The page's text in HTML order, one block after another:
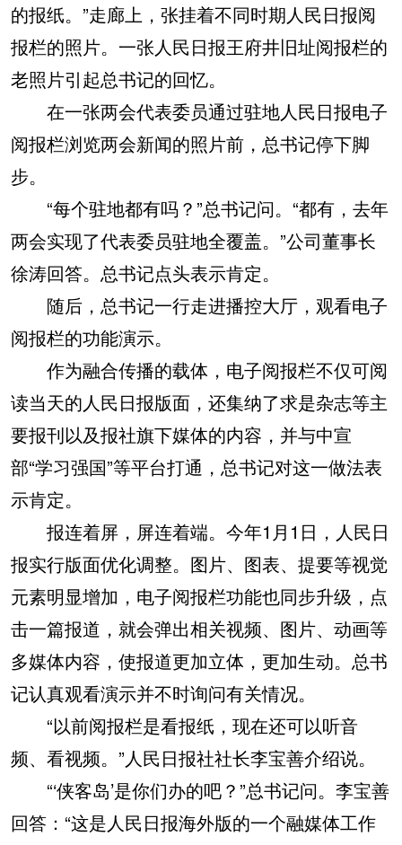
的报纸。”走廊上，张挂着不同时期人民日报阅
报栏的照片。一张人民日报王府井旧址阅报栏的
老照片引起总书记的回忆。
在一张两会代表委员通过驻地人民日报电子
阅报栏浏览两会新闻的照片前，总书记停下脚
步。
“每个驻地都有吗？”总书记问。“都有，去年
两会实现了代表委员驻地全覆盖。”公司董事长
徐涛回答。总书记点头表示肯定。
随后，总书记一行走进播控大厅，观看电子
阅报栏的功能演示。
作为融合传播的载体，电子阅报栏不仅可阅
读当天的人民日报版面，还集纳了求是杂志等主
要报刊以及报社旗下媒体的内容，并与中宣
部“学习强国”等平台打通，总书记对这一做法表
示肯定。
报连着屏，屏连着端。今年1月1日，人民日
报实行版面优化调整。图片、图表、提要等视觉
元素明显增加，电子阅报栏功能也同步升级，点
击一篇报道，就会弹出相关视频、图片、动画等
多媒体内容，使报道更加立体，更加生动。总书
记认真观看演示并不时询问有关情况。
“以前阅报栏是看报纸，现在还可以听音
频、看视频。”人民日报社社长李宝善介绍说。
“‘侠客岛’是你们办的吧？”总书记问。李宝善
回答：“这是人民日报海外版的一个融媒体工作